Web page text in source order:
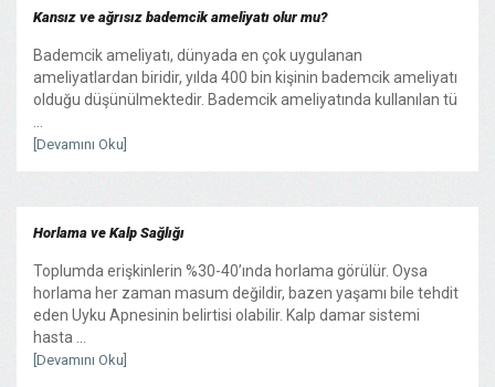
Kansız ve ağrısız bademcik ameliyatı olur mu?
Bademcik ameliyatı, dünyada en çok uygulanan
ameliyatlardan biridir, yılda 400 bin kişinin bademcik ameliyatı
olduğu düşünülmektedir. Bademcik ameliyatında kullanılan tü
[Devamını Oku]
Horlama ve Kalp Sağlığı
Toplumda erişkinlerin %30-40’ında horlama görülür. Oysa
horlama her zaman masum değildir, bazen yaşamı bile tehdit
eden Uyku Apnesinin belirtisi olabilir. Kalp damar sistemi
hasta ...
[Devamını Oku]